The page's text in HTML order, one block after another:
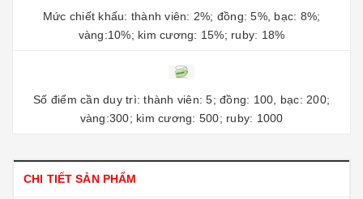
Mức chiết khấu: thành viên: 2%; đồng: 5%, bạc: 8%;
vàng:10%; kim cương: 15%; ruby: 18%
Số điểm cần duy trì: thành viên: 5; đồng: 100, bạc: 200;
vàng:300; kim cương: 500; ruby: 1000
CHI TIẾT SẢN PHẨM